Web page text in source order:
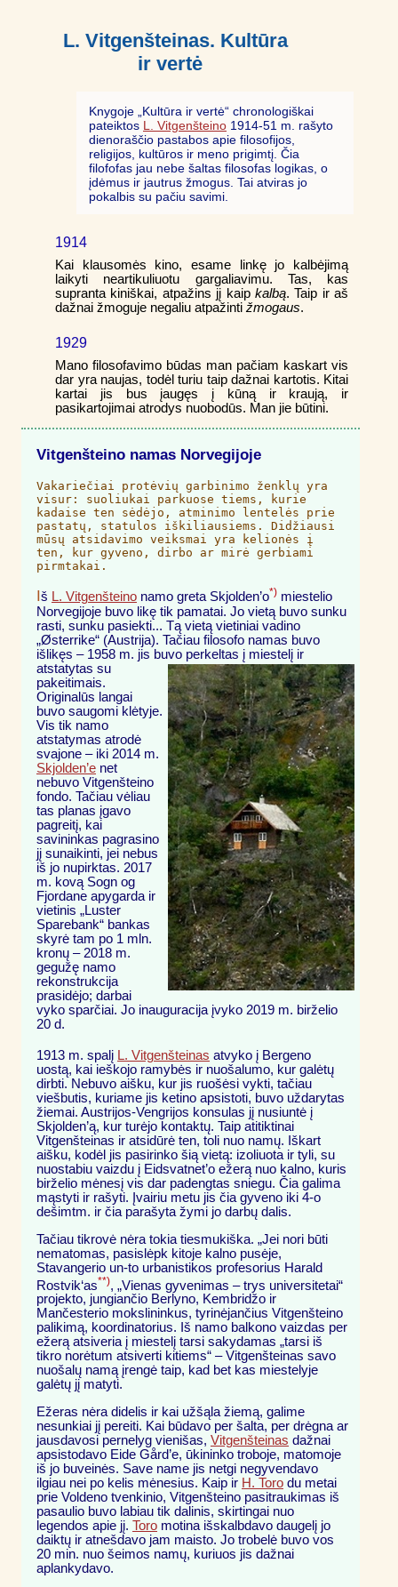
L. Vitgenšteinas. Kultūra
ir vertė
Knygoje „Kultūra ir vertė“ chronologiškai
pateiktos L. Vitgenšteino 1914-51 m. rašyto
dienoraščio pastabos apie filosofijos,
religijos, kultūros ir meno prigimtį. Čia
filofofas jau nebe šaltas filosofas logikas, o
įdėmus ir jautrus žmogus. Tai atviras jo
pokalbis su pačiu savimi.
1914
Kai klausomės kino, esame linkę jo kalbėjimą
laikyti neartikuliuotu gargaliavimu. Tas, kas
supranta kiniškai, atpažins jį kaip kalbą. Taip ir aš
dažnai žmoguje negaliu atpažinti žmogaus.
1929
Mano filosofavimo būdas man pačiam kaskart vis
dar yra naujas, todėl turiu taip dažnai kartotis. Kitai
kartai jis bus įaugęs į kūną ir kraują, ir
pasikartojimai atrodys nuobodūs. Man jie būtini.
Vitgenšteino namas Norvegijoje
Vakariečiai protėvių garbinimo ženklų yra
visur: suoliukai parkuose tiems, kurie
kadaise ten sėdėjo, atminimo lentelės prie
pastatų, statulos iškiliausiems. Didžiausi
mūsų atsidavimo veiksmai yra kelionės į
ten, kur gyveno, dirbo ar mirė gerbiami
pirmtakai.
Iš L. Vitgenšteino namo greta Skjolden’o*) miestelio
Norvegijoje buvo likę tik pamatai. Jo vietą buvo sunku
rasti, sunku pasiekti... Tą vietą vietiniai vadino
„Østerrike“ (Austrija). Tačiau filosofo namas buvo
išlikęs – 1958 m. jis buvo perkeltas į miestelį ir
atstatytas su
pakeitimais.
Originalūs langai
buvo saugomi klėtyje.
Vis tik namo
atstatymas atrodė
svajone – iki 2014 m.
Skjolden’e net
nebuvo Vitgenšteino
fondo. Tačiau vėliau
tas planas įgavo
pagreitį, kai
savininkas pagrasino
jį sunaikinti, jei nebus
iš jo nupirktas. 2017
m. kovą Sogn og
Fjordane apygarda ir
vietinis „Luster
Sparebank“ bankas
skyrė tam po 1 mln.
kronų – 2018 m.
gegužę namo
rekonstrukcija
prasidėjo; darbai
vyko sparčiai. Jo inauguracija įvyko 2019 m. birželio
20 d.
1913 m. spalį L. Vitgenšteinas atvyko į Bergeno
uostą, kai ieškojo ramybės ir nuošalumo, kur galėtų
dirbti. Nebuvo aišku, kur jis ruošėsi vykti, tačiau
viešbutis, kuriame jis ketino apsistoti, buvo uždarytas
žiemai. Austrijos-Vengrijos konsulas jį nusiuntė į
Skjolden’ą, kur turėjo kontaktų. Taip atitiktinai
Vitgenšteinas ir atsidūrė ten, toli nuo namų. Iškart
aišku, kodėl jis pasirinko šią vietą: izoliuota ir tyli, su
nuostabiu vaizdu į Eidsvatnet’o ežerą nuo kalno, kuris
birželio mėnesį vis dar padengtas sniegu. Čia galima
mąstyti ir rašyti. Įvairiu metu jis čia gyveno iki 4-o
dešimtm. ir čia parašyta žymi jo darbų dalis.
Tačiau tikrovė nėra tokia tiesmukiška. „Jei nori būti
nematomas, pasislėpk kitoje kalno pusėje,
Stavangerio un-to urbanistikos profesorius Harald
Rostvik‘as**), „Vienas gyvenimas – trys universitetai“
projekto, jungiančio Berlyno, Kembridžo ir
Mančesterio mokslininkus, tyrinėjančius Vitgenšteino
palikimą, koordinatorius. Iš namo balkono vaizdas per
ežerą atsiveria į miestelį tarsi sakydamas „tarsi iš
tikro norėtum atsiverti kitiems“ – Vitgenšteinas savo
nuošalų namą įrengė taip, kad bet kas miestelyje
galėtų jį matyti.
Ežeras nėra didelis ir kai užšąla žiemą, galime
nesunkiai jį pereiti. Kai būdavo per šalta, per drėgna ar
jausdavosi pernelyg vienišas, Vitgenšteinas dažnai
apsistodavo Eide Gård’e, ūkininko troboje, matomoje
iš jo buveinės. Save name jis netgi negyvendavo
ilgiau nei po kelis mėnesius. Kaip ir H. Toro du metai
prie Voldeno tvenkinio, Vitgenšteino pasitraukimas iš
pasaulio buvo labiau tik dalinis, skirtingai nuo
legendos apie jį. Toro motina išskalbdavo daugelį jo
daiktų ir atnešdavo jam maisto. Jo trobelė buvo vos
20 min. nuo šeimos namų, kuriuos jis dažnai
aplankydavo.